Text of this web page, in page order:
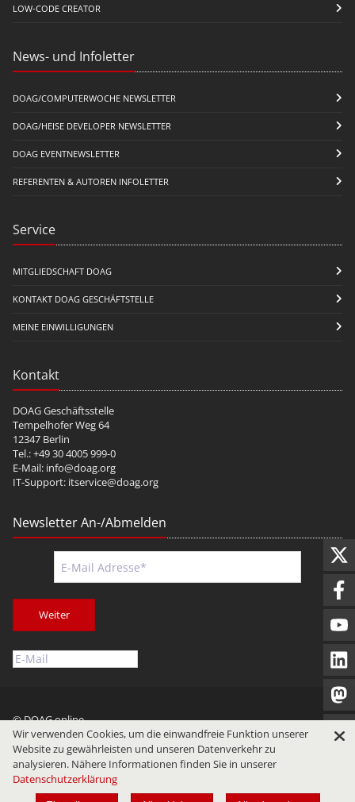
LOW-CODE CREATOR
News- und Infoletter
DOAG/COMPUTERWOCHE NEWSLETTER
DOAG/HEISE DEVELOPER NEWSLETTER
DOAG EVENTNEWSLETTER
REFERENTEN & AUTOREN INFOLETTER
Service
MITGLIEDSCHAFT DOAG
KONTAKT DOAG GESCHÄFTSTELLE
MEINE EINWILLIGUNGEN
Kontakt
DOAG Geschäftsstelle
Tempelhofer Weg 64
12347 Berlin
Tel.: +49 30 4005 999-0
E-Mail: info@doag.org
IT-Support: itservice@doag.org
Newsletter An-/Abmelden
Weiter
© DOAG online
Impressum
Datenschutz Nutzungsbedingungen
Wir verwenden Cookies, um die einwandfreie Funktion unserer
Website zu gewährleisten und unseren Datenverkehr zu
analysieren. Nähere Informationen finden Sie in unserer
Datenschutzerklärung